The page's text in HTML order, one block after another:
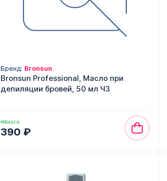
Бренд: Bronsun
Bronsun Professional, Масло при
депиляции бровей, 50 мл ЧЗ
Много
390 ₽